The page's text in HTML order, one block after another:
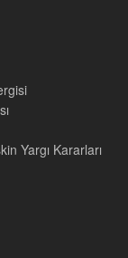
Yargı Kararları